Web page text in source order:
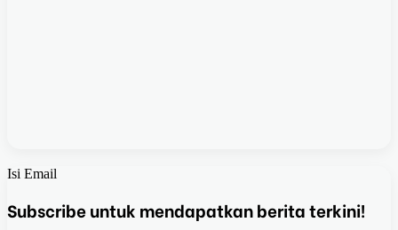
Isi Email
Subscribe untuk mendapatkan berita terkini!